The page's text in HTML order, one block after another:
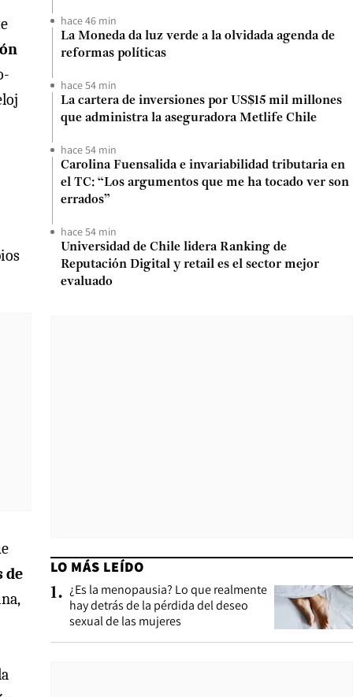
de
hace 46 min
La Moneda da luz verde a la olvidada agenda de
reformas políticas
hace 54 min
La cartera de inversiones por US$15 mil millones
que administra la aseguradora Metlife Chile
hace 54 min
Carolina Fuensalida e invariabilidad tributaria en
el TC: “Los argumentos que me ha tocado ver son
errados”
hace 54 min
Universidad de Chile lidera Ranking de
Reputación Digital y retail es el sector mejor
evaluado
LO MÁS LEÍDO
1. ¿Es la menopausia? Lo que realmente
hay detrás de la pérdida del deseo
sexual de las mujeres